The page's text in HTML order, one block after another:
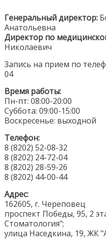
Генеральный директор:
Анатольевна
Директор по
Николаевич
Запись на прием по
04
Время работы:
Пн-пт: 08:00-20:00
Суббота: 09:00-15:00
Воскресенье: выходной
Телефон:
8 (8202) 52-08-32
8 (8202) 24-72-04
8 (8202) 28-59-26
8 (8202) 44-00-44
Адрес:
162605, г. Череповец
проспект Победы, 95, 2
Стоматология";
улица Наседкина, 19, ЖК